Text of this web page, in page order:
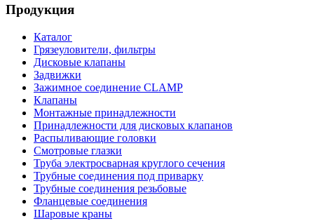
Продукция
Каталог
Грязеуловители, фильтры
Дисковые клапаны
Задвижки
Зажимное соединение CLAMP
Клапаны
Монтажные принадлежности
Принадлежности для дисковых клапанов
Распыливающие головки
Смотровые глазки
Труба электросварная круглого сечения
Трубные соединения под приварку
Трубные соединения резьбовые
Фланцевые соединения
Шаровые краны